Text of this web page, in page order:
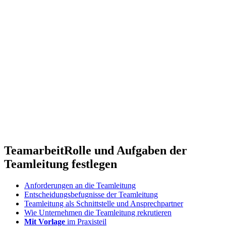
TeamarbeitRolle und Aufgaben der
Teamleitung festlegen
Anforderungen an die Teamleitung
Entscheidungsbefugnisse der Teamleitung
Teamleitung als Schnittstelle und Ansprechpartner
Wie Unternehmen die Teamleitung rekrutieren
Mit Vorlage im Praxisteil